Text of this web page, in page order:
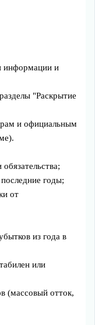
информации и
"Раскрытие
и официальным
годы;
от
из года в
или
(массовый отток,